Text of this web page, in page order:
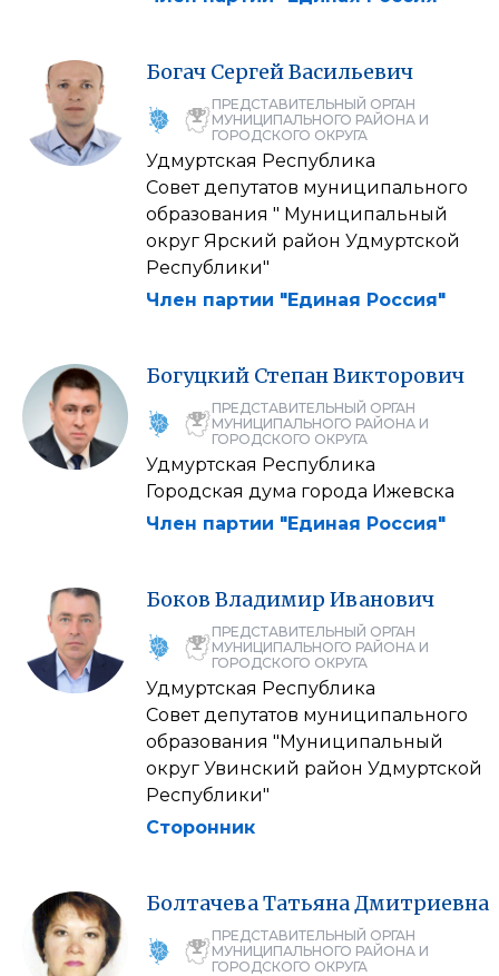
Богач СергейВасильевич
ПРЕДСТАВИТЕЛЬНЫЙ ОРГАН
МУНИЦИПАЛЬНОГО РАЙОНА И
ГОРОДСКОГО ОКРУГА
Удмуртская Республика
Совет депутатов муниципального
образования " Муниципальный
округ Ярский район Удмуртской
Республики"
Член партии "Единая Россия"
Богуцкий СтепанВикторович
ПРЕДСТАВИТЕЛЬНЫЙ ОРГАН
МУНИЦИПАЛЬНОГО РАЙОНА И
ГОРОДСКОГО ОКРУГА
Удмуртская Республика
Городская дума города Ижевска
Член партии "Единая Россия"
Боков Владимир Иванович
ПРЕДСТАВИТЕЛЬНЫЙ ОРГАН
МУНИЦИПАЛЬНОГО РАЙОНА И
ГОРОДСКОГО ОКРУГА
Удмуртская Республика
Совет депутатов муниципального
образования "Муниципальный
округ Увинский район Удмуртской
Республики"
Сторонник
Болтачева Татьяна Дмитриевна
ПРЕДСТАВИТЕЛЬНЫЙ ОРГАН
МУНИЦИПАЛЬНОГО РАЙОНА И
ГОРОДСКОГО ОКРУГА